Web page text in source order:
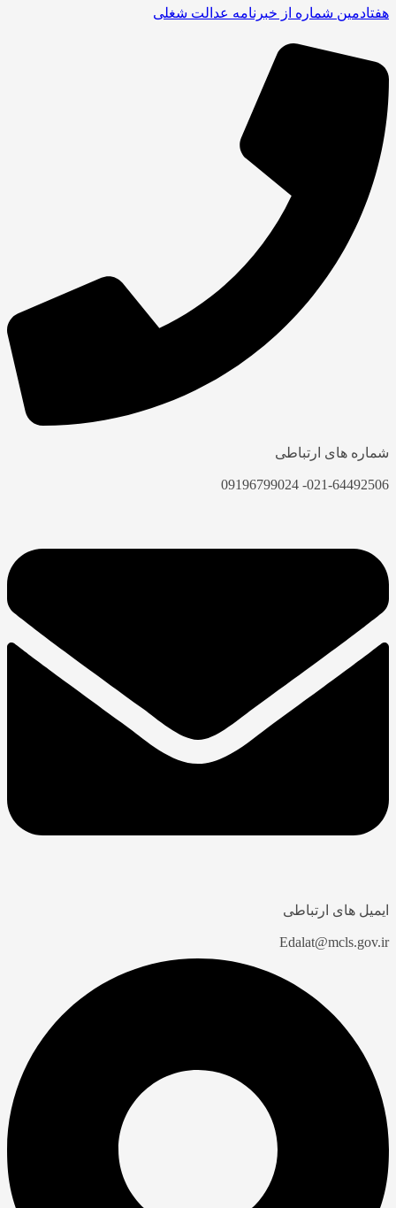
هفتادمین شماره از خبرنامه عدالت شغلی
شماره های ارتباطی
021-64492506- 09196799024
ایمیل های ارتباطی
Edalat@mcls.gov.ir